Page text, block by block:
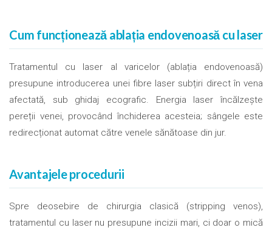
Cum funcționează ablația endovenoasă cu laser
Tratamentul cu laser al varicelor (ablația endovenoasă)
presupune introducerea unei fibre laser subțiri direct în vena
afectată, sub ghidaj ecografic. Energia laser încălzește
pereții venei, provocând închiderea acesteia; sângele este
redirecționat automat către venele sănătoase din jur.
Avantajele procedurii
Spre deosebire de chirurgia clasică (stripping venos),
tratamentul cu laser nu presupune incizii mari, ci doar o mică